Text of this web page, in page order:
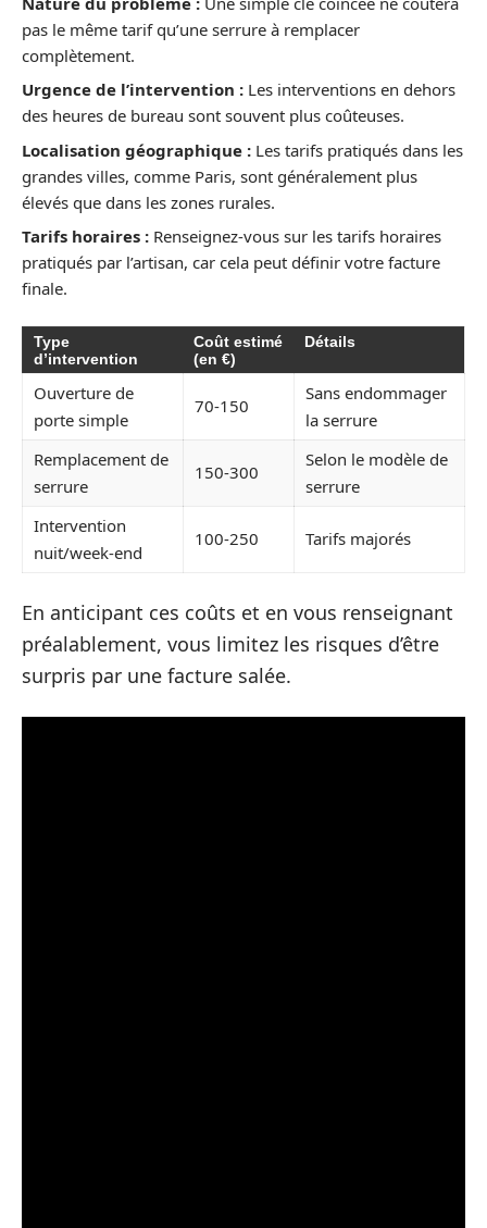
pas le même tarif qu’une serrure à remplacer
complètement.
Urgence de l’intervention : Les interventions en dehors
des heures de bureau sont souvent plus coûteuses.
Localisation géographique : Les tarifs pratiqués dans les
grandes villes, comme Paris, sont généralement plus
élevés que dans les zones rurales.
Tarifs horaires : Renseignez-vous sur les tarifs horaires
pratiqués par l’artisan, car cela peut définir votre facture
finale.
Type
d’intervention
Coût estimé
(en €)
Détails
Ouverture de
porte simple
70-150
Sans endommager
la serrure
Remplacement de
serrure
150-300
Selon le modèle de
serrure
Intervention
nuit/week-end
100-250 Tarifs majorés
En anticipant ces coûts et en vous renseignant
préalablement, vous limitez les risques d’être
surpris par une facture salée.